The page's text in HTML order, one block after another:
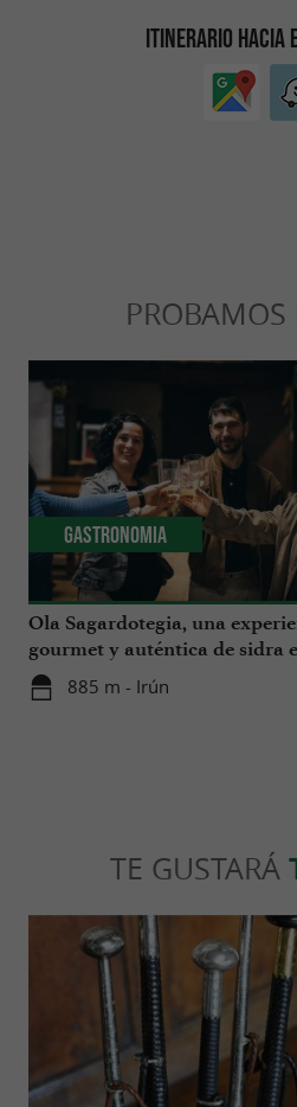
ITINERARIO HACIA
PROBAMOS
Ola Sagardotegia, una
gourmet y auténtica de sidra
Vasco
885 m - Irún
Gastronomia
TE GUSTARÁ